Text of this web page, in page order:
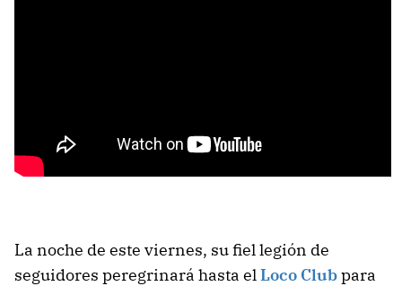
La noche de este viernes, su fiel legión de
seguidores peregrinará hasta elLoco Clubpara